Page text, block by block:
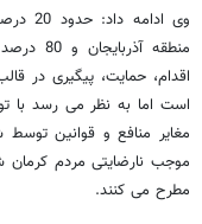
وی
منطقه
است اما به نظر می رسد با
مغایر منافع و قوانین
موجب نارضایتی مردم کرمان
مطرح می کنند.